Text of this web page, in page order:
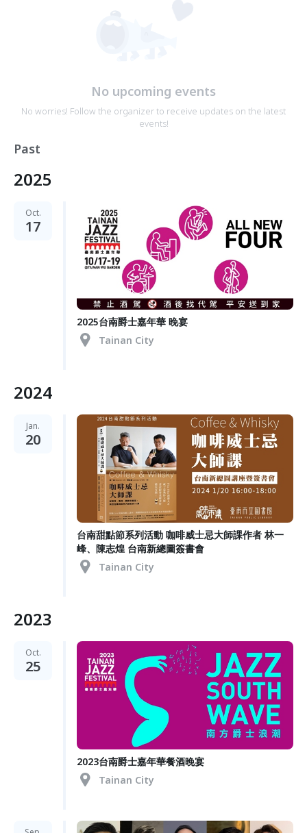
No upcoming events
No worries! Follow the organizer to receive updates on the latest
events!
Past
2025
Oct.
17
2025台南爵士嘉年華 晚宴
Tainan City
2024
Jan.
20
台南甜點節系列活動 咖啡威士忌大師課作者 林一
峰、陳志煌 台南新總圖簽書會
Tainan City
2023
Oct.
25
2023台南爵士嘉年華餐酒晚宴
Tainan City